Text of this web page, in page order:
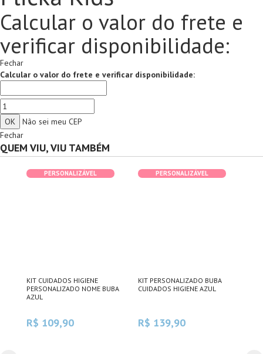
Calcular o valor do frete e
verificar disponibilidade:
Fechar
Calcular o valor do frete e verificar disponibilidade:
Não sei meu CEP
Fechar
QUEM VIU, VIU TAMBÉM
PERSONALIZÁVEL
KIT CUIDADOS HIGIENE
PERSONALIZADO NOME BUBA
AZUL
R$ 109,90
PERSONALIZÁVEL
KIT PERSONALIZADO BUBA
CUIDADOS HIGIENE AZUL
R$ 139,90